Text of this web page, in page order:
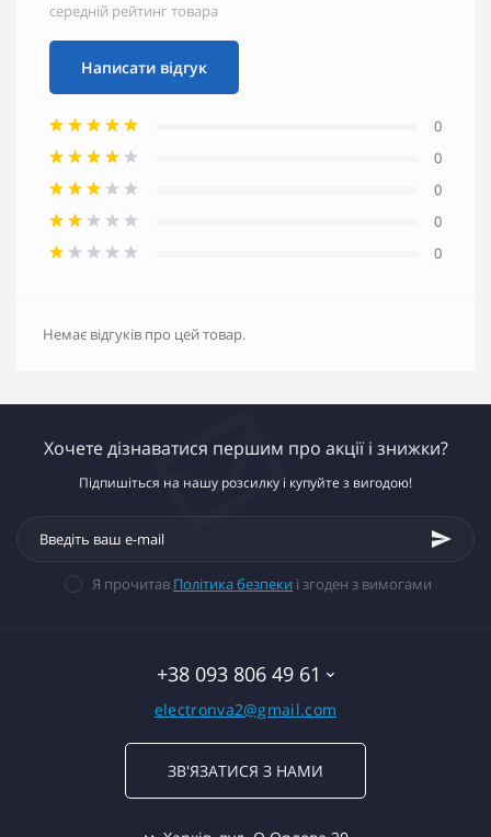
середній рейтинг товара
Написати відгук
0
0
0
0
0
Немає відгуків про цей товар.
Хочете дізнаватися першим про акції і знижки?
Підпишіться на нашу розсилку і купуйте з вигодою!
Я прочитав Політика безпеки і згоден з вимогами
+38 093 806 49 61
electronva2@gmail.com
ЗВ'ЯЗАТИСЯ З НАМИ